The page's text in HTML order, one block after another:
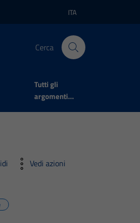
Lingua attiva:
ITA
Cerca
Tutti gli
argomenti...
Vedi azioni